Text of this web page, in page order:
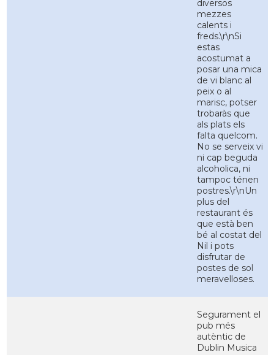
diversos
mezzes
calents i
freds.\r\nSi
estas
acostumat a
posar una mica
de vi blanc al
peix o al
marisc, potser
trobaràs que
als plats els
falta quelcom.
No se serveix vi
ni cap beguda
alcoholica, ni
tampoc ténen
postres.\r\nUn
plus del
restaurant és
que està ben
bé al costat del
Nil i pots
disfrutar de
postes de sol
meravelloses.
Segurament el
pub més
autèntic de
Dublin Musica